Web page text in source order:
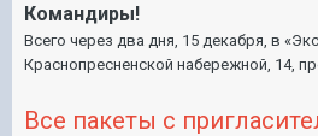
Командиры!
Всего через два дня, 15 декабря, в
Краснопресненской набережной, 14,
Все пакеты с